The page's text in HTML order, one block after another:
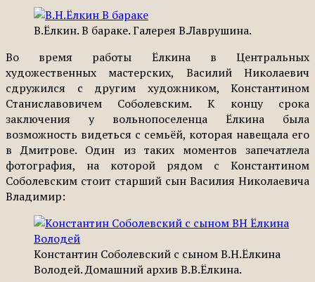
В.Ёлкин. В бараке. Галерея В.Лаврушина.
Во время работы Ёлкина в Центральных
художественных мастерских, Василий Николаевич
сдружился с другим художником, Константином
Станиславовичем Соболевским. К концу срока
заключения у вольнопоселенца Ёлкина была
возможность видеться с семьёй, которая навещала его
в Дмитрове. Один из таких моментов запечатлела
фотография, на которой рядом с Константином
Соболевским стоит старший сын Василия Николаевича
Владимир:
Константин Соболевский с сыном В.Н.Ёлкина
Володей. Домашний архив В.В.Ёлкина.